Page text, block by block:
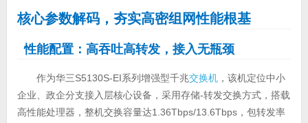
核心参数解码，夯实高密组网性能根基
性能配置：高吞吐高转发，接入无瓶颈
作为华三S5130S-EI系列增强型千兆交换机，该机定位中小
企业、政企分支接入层核心设备，采用存储-转发交换方式，搭载
高性能处理器，整机交换容量达1.36Tbps/13.6Tbps，包转发率